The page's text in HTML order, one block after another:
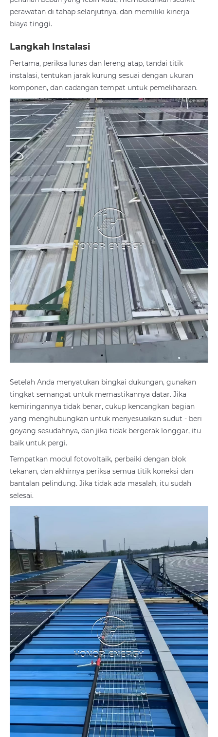
perawatan di tahap selanjutnya, dan memiliki kinerja
biaya tinggi.
Langkah Instalasi
Pertama, periksa lunas dan lereng atap, tandai titik
instalasi, tentukan jarak kurung sesuai dengan ukuran
komponen, dan cadangan tempat untuk pemeliharaan.
Setelah Anda menyatukan bingkai dukungan, gunakan
tingkat semangat untuk memastikannya datar. Jika
kemiringannya tidak benar, cukup kencangkan bagian
yang menghubungkan untuk menyesuaikan sudut - beri
goyang sesudahnya, dan jika tidak bergerak longgar, itu
baik untuk pergi.
Tempatkan modul fotovoltaik, perbaiki dengan blok
tekanan, dan akhirnya periksa semua titik koneksi dan
bantalan pelindung. Jika tidak ada masalah, itu sudah
selesai.